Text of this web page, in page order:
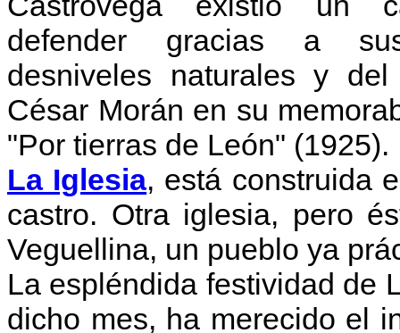
defender gracias a
desniveles naturales y
César Morán en su
"Por tierras de León" (1925).
La Iglesia, está construida
castro. Otra iglesia, pero
Veguellina, un pueblo ya
La espléndida festividad de
dicho mes, ha merecido el